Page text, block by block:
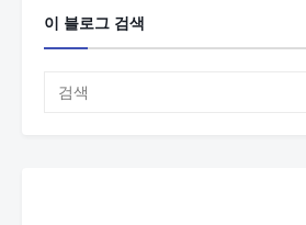
이 블로그 검색